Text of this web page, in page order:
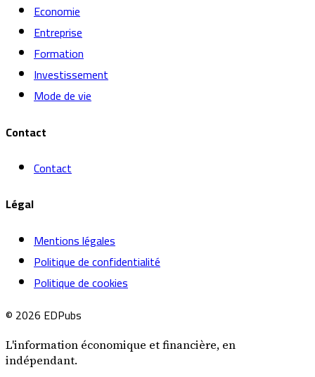
Economie
Entreprise
Formation
Investissement
Mode de vie
Contact
Contact
Légal
Mentions légales
Politique de confidentialité
Politique de cookies
© 2026 EDPubs
L'information économique et financière, en
indépendant.